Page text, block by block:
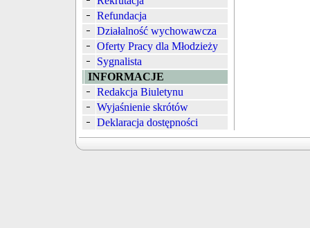
Refundacja
Działalność wychowawcza
Oferty Pracy dla Młodzieży
Sygnalista
INFORMACJE
Redakcja Biuletynu
Wyjaśnienie skrótów
Deklaracja dostępności